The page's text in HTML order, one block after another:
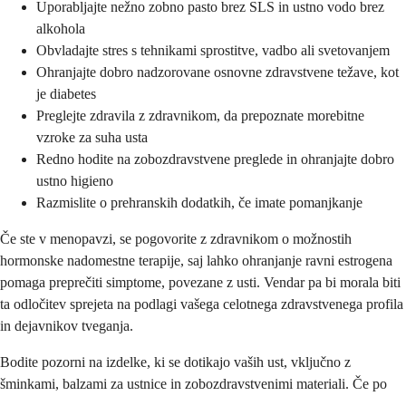
Uporabljajte nežno zobno pasto brez SLS in ustno vodo brez
alkohola
Obvladajte stres s tehnikami sprostitve, vadbo ali svetovanjem
Ohranjajte dobro nadzorovane osnovne zdravstvene težave, kot
je diabetes
Preglejte zdravila z zdravnikom, da prepoznate morebitne
vzroke za suha usta
Redno hodite na zobozdravstvene preglede in ohranjajte dobro
ustno higieno
Razmislite o prehranskih dodatkih, če imate pomanjkanje
Če ste v menopavzi, se pogovorite z zdravnikom o možnostih
hormonske nadomestne terapije, saj lahko ohranjanje ravni estrogena
pomaga preprečiti simptome, povezane z usti. Vendar pa bi morala biti
ta odločitev sprejeta na podlagi vašega celotnega zdravstvenega profila
in dejavnikov tveganja.
Bodite pozorni na izdelke, ki se dotikajo vaših ust, vključno z
šminkami, balzami za ustnice in zobozdravstvenimi materiali. Če po